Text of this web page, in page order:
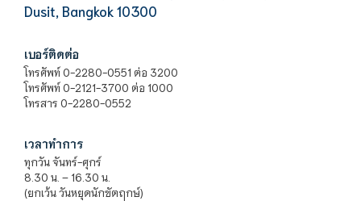
Dusit, Bangkok 10300
เบอร์ติดต่อ
โทรศัพท์ 0-2280-0551 ต่อ 3200
โทรศัพท์ 0-2121-3700 ต่อ 1000
โทรสาร 0-2280-0552
เวลาทำการ
ทุกวัน จันทร์-ศุกร์
8.30 น. – 16.30 น.
(ยกเว้น วันหยุดนักขัตฤกษ์)